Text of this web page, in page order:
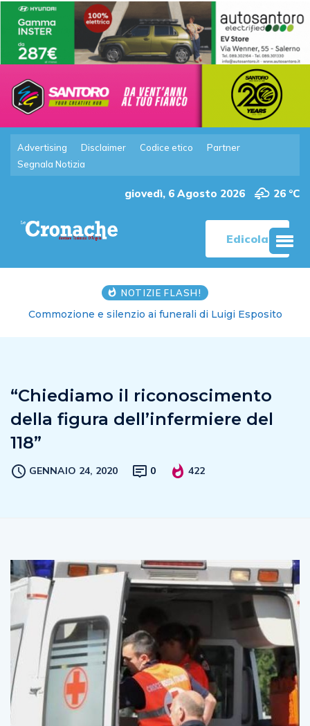
Advertising Disclaimer Codice etico
Partner
Segnala Notizia
giovedì, 6 Agosto 2026 26 °C
Edicola
NOTIZIE FLASH!
Commozione e silenzio ai funerali di Luigi Esposito
“Chiediamo il riconoscimento
della figura dell’infermiere del
118”
GENNAIO 24, 2020 0 422